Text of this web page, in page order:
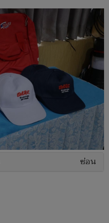
ซ่อน